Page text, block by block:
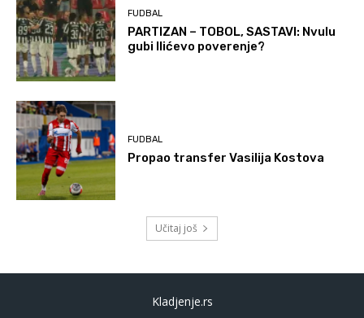
FUDBAL
PARTIZAN – TOBOL, SASTAVI: Nvulu
gubi Ilićevo poverenje?
FUDBAL
Propao transfer Vasilija Kostova
Učitaj još
Kladjenje.rs